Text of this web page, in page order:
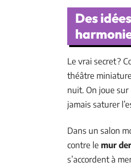
Des
Le vrai secret ?
théâtre
nuit. On joue
jamais saturer
Dans un salon
contre le mur
s’accordent à